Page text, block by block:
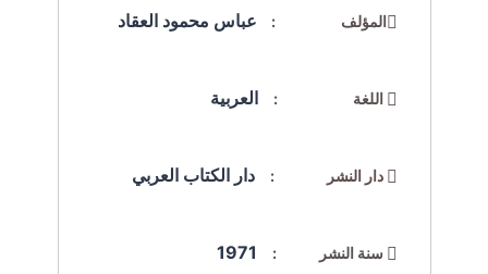
المؤلف : عباس محمود العقاد
اللغة : العربية
دار النشر : دار الكتاب العربي
سنة النشر : 1971